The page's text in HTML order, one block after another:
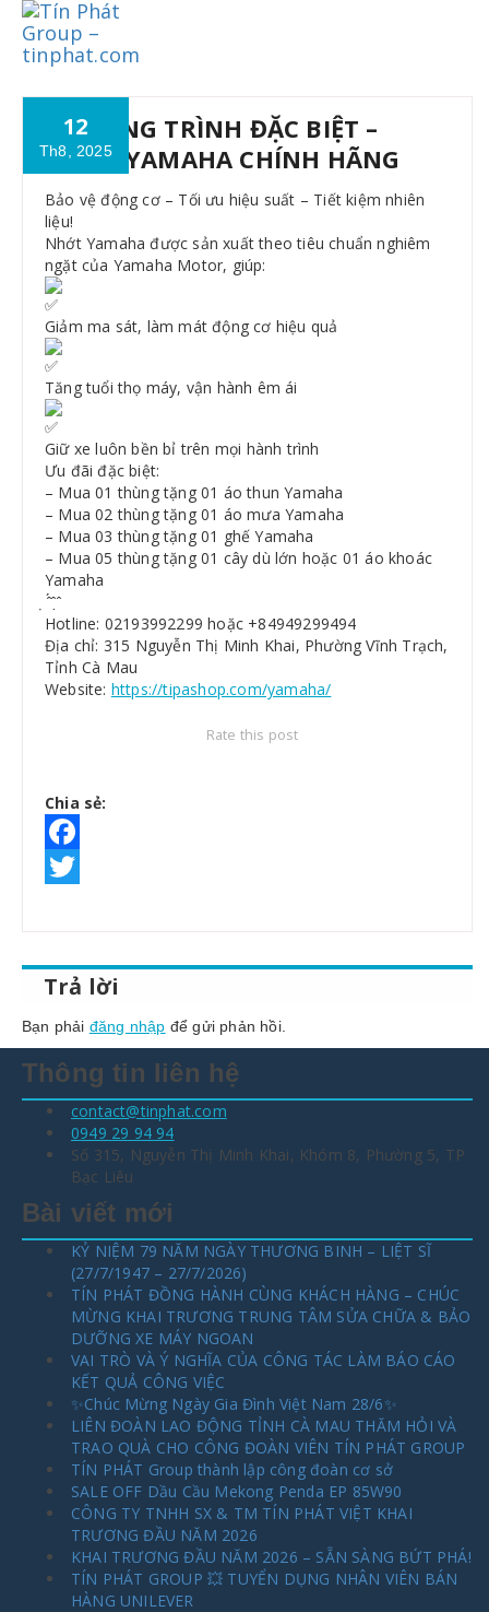
Skip
content
12
Th8, 2025
CHƯƠNG TRÌNH ĐẶC BIỆT –
NHỚT YAMAHA CHÍNH HÃNG
Bảo vệ động cơ – Tối ưu hiệu suất – Tiết kiệm nhiên
liệu!
Nhớt Yamaha được sản xuất theo tiêu chuẩn nghiêm
ngặt của Yamaha Motor, giúp:
Giảm ma sát, làm mát động cơ hiệu quả
Tăng tuổi thọ máy, vận hành êm ái
Giữ xe luôn bền bỉ trên mọi hành trình
Ưu đãi đặc biệt:
– Mua 01 thùng tặng 01 áo thun Yamaha
– Mua 02 thùng tặng 01 áo mưa Yamaha
– Mua 03 thùng tặng 01 ghế Yamaha
– Mua 05 thùng tặng 01 cây dù lớn hoặc 01 áo khoác
Yamaha
̣ ̂́ ̂ ̣̂
Hotline: 02193992299 hoặc +84949299494
Địa chỉ: 315 Nguyễn Thị Minh Khai, Phường Vĩnh Trạch,
Tỉnh Cà Mau
Website: https://tipashop.com/yamaha/
Rate this post
Chia sẻ:
Facebook
Trả lời
Bạn phải đăng nhập để gửi phản hồi.
Thông tin liên hệ
contact@tinphat.com
0949 29 94 94
Số 315, Nguyễn Thị Minh Khai, Khóm 8, Phường 5, TP
Bạc Liêu
Bài viết mới
KỶ NIỆM 79 NĂM NGÀY THƯƠNG BINH – LIỆT SĨ
(27/7/1947 – 27/7/2026)
TÍN PHÁT ĐỒNG HÀNH CÙNG KHÁCH HÀNG – CHÚC
MỪNG KHAI TRƯƠNG TRUNG TÂM SỬA CHỮA & BẢO
DƯỠNG XE MÁY NGOAN
VAI TRÒ VÀ Ý NGHĨA CỦA CÔNG TÁC LÀM BÁO CÁO
KẾT QUẢ CÔNG VIỆC
✨Chúc Mừng Ngày Gia Đình Việt Nam 28/6✨
LIÊN ĐOÀN LAO ĐỘNG TỈNH CÀ MAU THĂM HỎI VÀ
TRAO QUÀ CHO CÔNG ĐOÀN VIÊN TÍN PHÁT GROUP
TÍN PHÁT Group thành lập công đoàn cơ sở
SALE OFF Dầu Cầu Mekong Penda EP 85W90
CÔNG TY TNHH SX & TM TÍN PHÁT VIỆT KHAI
TRƯƠNG ĐẦU NĂM 2026
KHAI TRƯƠNG ĐẦU NĂM 2026 – SẴN SÀNG BỨT PHÁ!
TÍN PHÁT GROUP 💥 TUYỂN DỤNG NHÂN VIÊN BÁN
HÀNG UNILEVER